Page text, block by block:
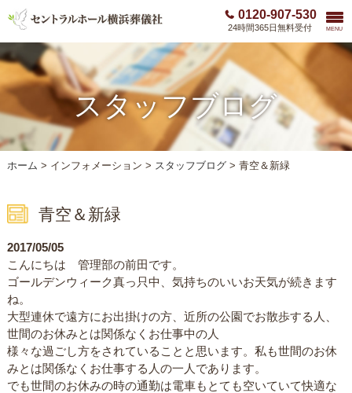
0120-907-530
24時間365日無料受付 MENU
スタッフブログ
ホーム > インフォメーション > スタッフブログ> 青空＆新緑
青空＆新緑
2017/05/05
こんにちは 管理部の前田です。
ゴールデンウィーク真っ只中、気持ちのいいお天気が続きます
ね。
大型連休で遠方にお出掛けの方、近所の公園でお散歩する人、
世間のお休みとは関係なくお仕事中の人
様々な過ごし方をされていることと思います。私も世間のお休
みとは関係なくお仕事する人の一人であります。
でも世間のお休みの時の通勤は電車もとても空いていて快適な